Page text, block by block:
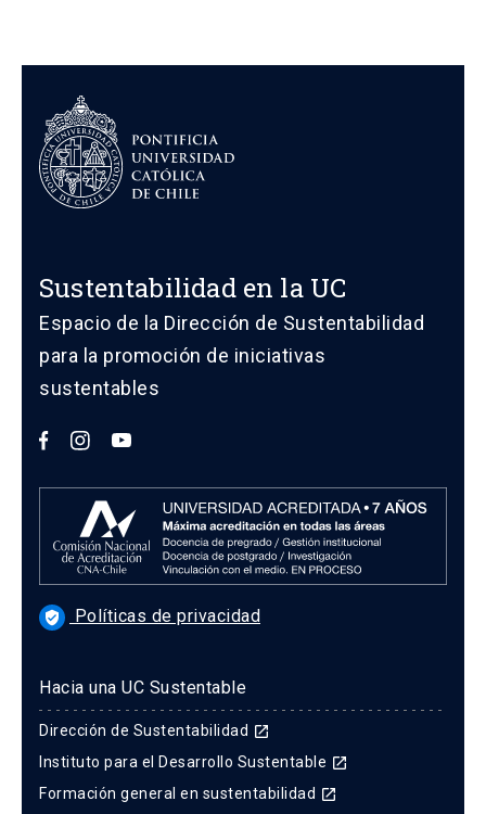
Sustentabilidad en la UC
Espacio de la Dirección de Sustentabilidad
para la promoción de iniciativas
sustentables
verified_user Políticas de privacidad
Hacia una UC Sustentable
Dirección de Sustentabilidad launch
Instituto para el Desarrollo Sustentable launch
Formación general en sustentabilidad launch